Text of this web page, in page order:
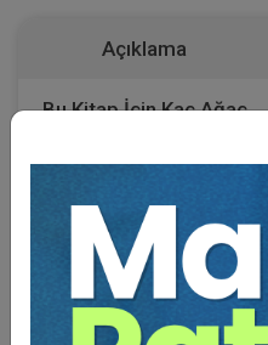
Açıklama
Bu Kitap İçin Kaç Ağaç
Kesiliyor ?
Kendi alanında tek ve
etkilenmeme iddiasındaki
hukukçular için değil,
rehber olarak hazırlanmıştır.